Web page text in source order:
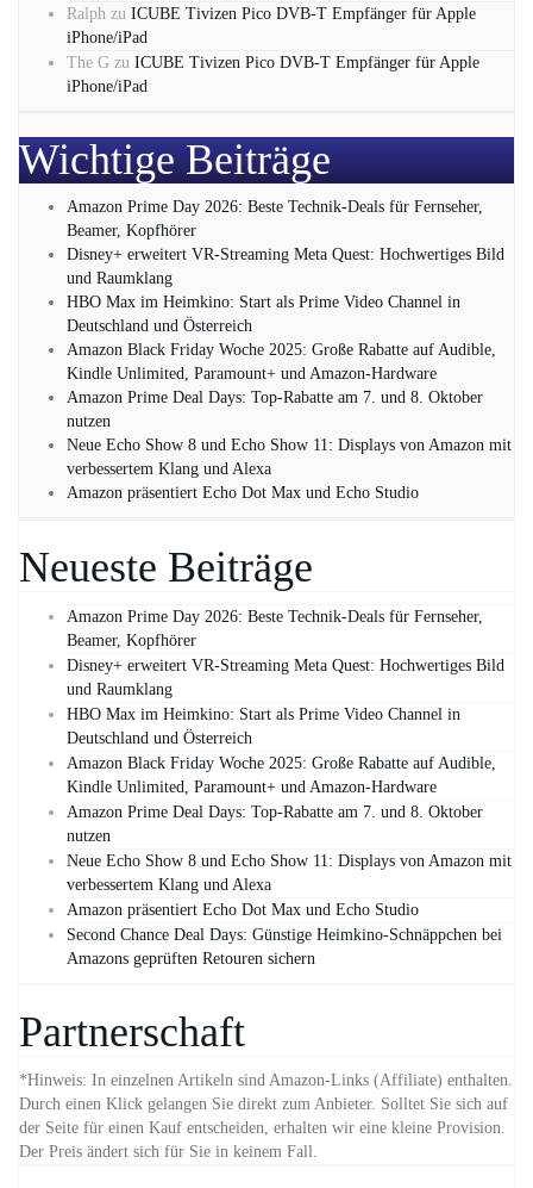
Ralph zu ICUBE Tivizen Pico DVB-T Empfänger für Apple
iPhone/iPad
The G zu ICUBE Tivizen Pico DVB-T Empfänger für Apple
iPhone/iPad
Wichtige Beiträge
Amazon Prime Day 2026: Beste Technik-Deals für Fernseher,
Beamer, Kopfhörer
Disney+ erweitert VR‑Streaming Meta Quest: Hochwertiges Bild
und Raumklang
HBO Max im Heimkino: Start als Prime Video Channel in
Deutschland und Österreich
Amazon Black Friday Woche 2025: Große Rabatte auf Audible,
Kindle Unlimited, Paramount+ und Amazon‑Hardware
Amazon Prime Deal Days: Top-Rabatte am 7. und 8. Oktober
nutzen
Neue Echo Show 8 und Echo Show 11: Displays von Amazon mit
verbessertem Klang und Alexa
Amazon präsentiert Echo Dot Max und Echo Studio
Neueste Beiträge
Amazon Prime Day 2026: Beste Technik-Deals für Fernseher,
Beamer, Kopfhörer
Disney+ erweitert VR‑Streaming Meta Quest: Hochwertiges Bild
und Raumklang
HBO Max im Heimkino: Start als Prime Video Channel in
Deutschland und Österreich
Amazon Black Friday Woche 2025: Große Rabatte auf Audible,
Kindle Unlimited, Paramount+ und Amazon‑Hardware
Amazon Prime Deal Days: Top-Rabatte am 7. und 8. Oktober
nutzen
Neue Echo Show 8 und Echo Show 11: Displays von Amazon mit
verbessertem Klang und Alexa
Amazon präsentiert Echo Dot Max und Echo Studio
Second Chance Deal Days: Günstige Heimkino-Schnäppchen bei
Amazons geprüften Retouren sichern
Partnerschaft
*Hinweis: In einzelnen Artikeln sind Amazon-Links (Affiliate) enthalten.
Durch einen Klick gelangen Sie direkt zum Anbieter. Solltet Sie sich auf
der Seite für einen Kauf entscheiden, erhalten wir eine kleine Provision.
Der Preis ändert sich für Sie in keinem Fall.